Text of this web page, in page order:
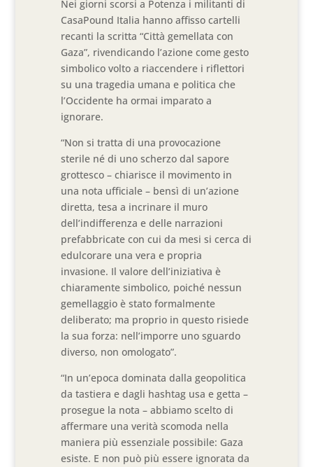
Nei giorni scorsi a Potenza i militanti di
CasaPound Italia hanno affisso cartelli
recanti la scritta “Città gemellata con
Gaza”, rivendicando l’azione come gesto
simbolico volto a riaccendere i riflettori
su una tragedia umana e politica che
l’Occidente ha ormai imparato a
ignorare.
“Non si tratta di una provocazione
sterile né di uno scherzo dal sapore
grottesco – chiarisce il movimento in
una nota ufficiale – bensì di un’azione
diretta, tesa a incrinare il muro
dell’indifferenza e delle narrazioni
prefabbricate con cui da mesi si cerca di
edulcorare una vera e propria
invasione. Il valore dell’iniziativa è
chiaramente simbolico, poiché nessun
gemellaggio è stato formalmente
deliberato; ma proprio in questo risiede
la sua forza: nell’imporre uno sguardo
diverso, non omologato”.
“In un’epoca dominata dalla geopolitica
da tastiera e dagli hashtag usa e getta –
prosegue la nota – abbiamo scelto di
affermare una verità scomoda nella
maniera più essenziale possibile: Gaza
esiste. E non può più essere ignorata da